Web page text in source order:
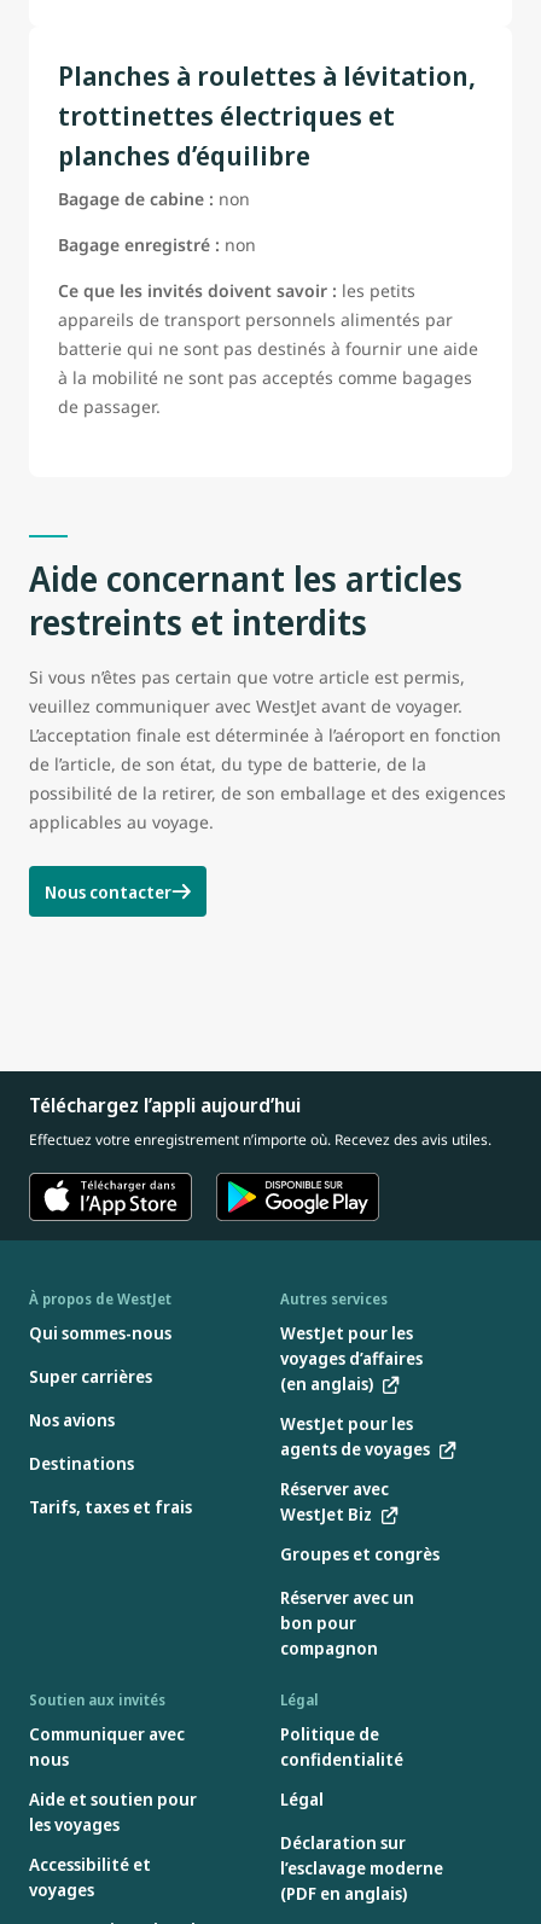
Planches à roulettes à lévitation,
trottinettes électriques et
planches d’équilibre
Bagage de cabine : non
Bagage enregistré : non
Ce que les invités doivent savoir : les petits
appareils de transport personnels alimentés par
batterie qui ne sont pas destinés à fournir une aide
à la mobilité ne sont pas acceptés comme bagages
de passager.
Aide concernant les articles
restreints et interdits
Si vous n’êtes pas certain que votre article est permis,
veuillez communiquer avec WestJet avant de voyager.
L’acceptation finale est déterminée à l’aéroport en fonction
de l’article, de son état, du type de batterie, de la
possibilité de la retirer, de son emballage et des exigences
applicables au voyage.
Nous contacter
Téléchargez l’appli aujourd’hui
Effectuez votre enregistrement n’importe où. Recevez des avis utiles.
À propos de WestJet
Qui sommes-nous
Super carrières
Nos avions
Destinations
Tarifs, taxes et frais
Autres services
WestJet pour les
voyages d’affaires
(en anglais)
WestJet pour les
agents de voyages
Réserver avec
WestJet Biz
Groupes et congrès
Réserver avec un
bon pour
compagnon
Soutien aux invités
Communiquer avec
nous
Aide et soutien pour
les voyages
Accessibilité et
voyages
Légal
Politique de
confidentialité
Légal
Déclaration sur
l’esclavage moderne
(PDF en anglais)